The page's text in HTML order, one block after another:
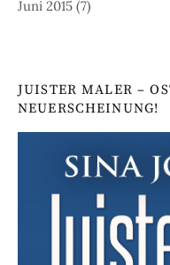
Juni 2015 (7)
JUISTER MALER –
NEUERSCHEINUNG!